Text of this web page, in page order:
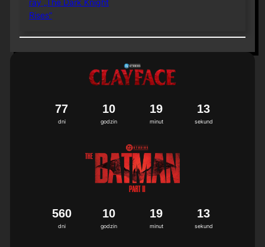
ray „The Dark Knight
Rises”
dni
77
godzin
10
minut
19
sekund
12
3
dni
560
godzin
10
minut
19
sekund
12
3